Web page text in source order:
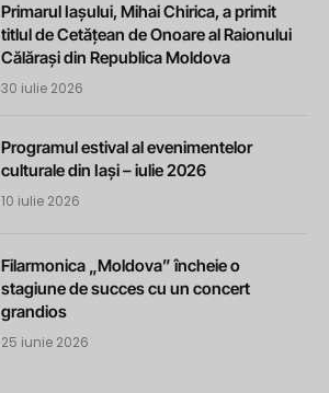
Primarul Iașului, Mihai Chirica, a primit
titlul de Cetățean de Onoare al Raionului
Călărași din Republica Moldova
30 iulie 2026
Programul estival al evenimentelor
culturale din Iași – iulie 2026
10 iulie 2026
Filarmonica „Moldova” încheie o
stagiune de succes cu un concert
grandios
25 iunie 2026